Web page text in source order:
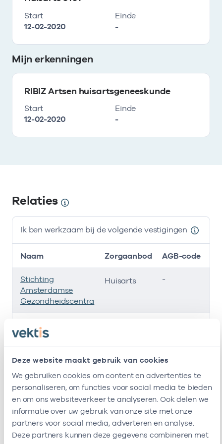
Deze website maakt gebruik van cookies
We gebruiken cookies om content en advertenties te
personaliseren, om functies voor social media te bieden
en om ons websiteverkeer te analyseren. Ook delen we
informatie over uw gebruik van onze site met onze
partners voor social media, adverteren en analyse.
Deze partners kunnen deze gegevens combineren met
Start
12-02-2020
Einde
-
Mijn erkenningen
RIBIZ Artsen huisartsgeneeskunde
Start
12-02-2020
Einde
-
Relaties
Ik ben werkzaam bij de volgende vestigingen
Ik ben werkzaam bij de volgende vestigingen
Naam Zorgaanbod AGB-code
Stichting
Amsterdamse
Gezondheidscentra
Huisarts -
Groot -
Huisartspraktijk
Brouwersgracht
Huisarts -
Ik heb een arbeidsrelatie met